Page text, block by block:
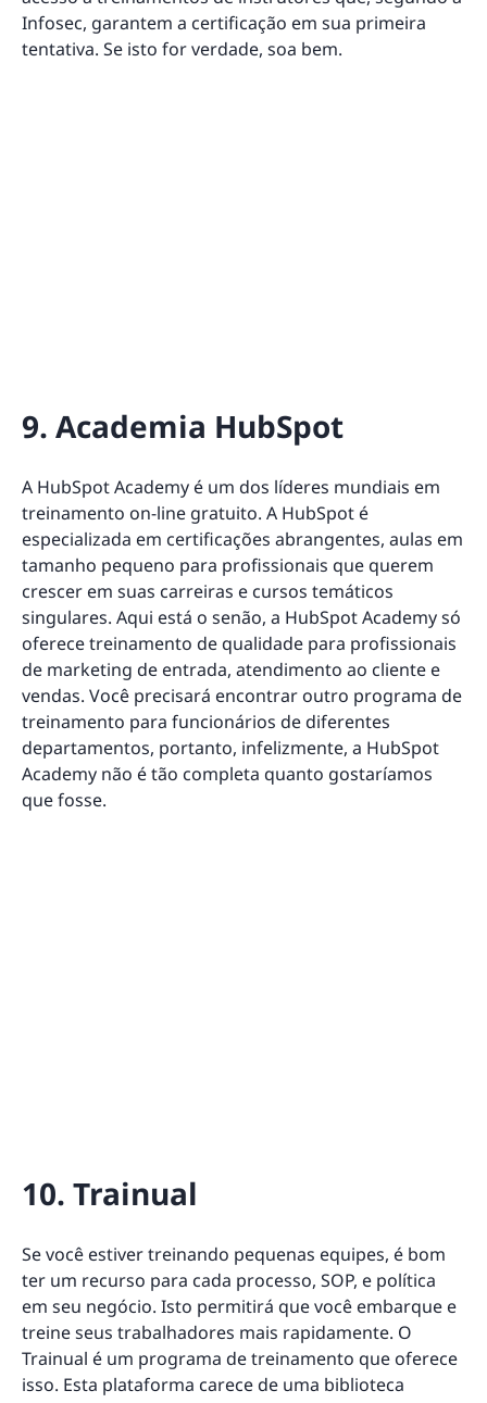
Infosec, garantem a certificação em sua primeira
tentativa. Se isto for verdade, soa bem.
9. Academia HubSpot
A HubSpot Academy é um dos líderes mundiais em
treinamento on-line gratuito. A HubSpot é
especializada em certificações abrangentes, aulas em
tamanho pequeno para profissionais que querem
crescer em suas carreiras e cursos temáticos
singulares. Aqui está o senão, a HubSpot Academy só
oferece treinamento de qualidade para profissionais
de marketing de entrada, atendimento ao cliente e
vendas. Você precisará encontrar outro programa de
treinamento para funcionários de diferentes
departamentos, portanto, infelizmente, a HubSpot
Academy não é tão completa quanto gostaríamos
que fosse.
10. Trainual
Se você estiver treinando pequenas equipes, é bom
ter um recurso para cada processo, SOP, e política
em seu negócio. Isto permitirá que você embarque e
treine seus trabalhadores mais rapidamente. O
Trainual é um programa de treinamento que oferece
isso. Esta plataforma carece de uma biblioteca